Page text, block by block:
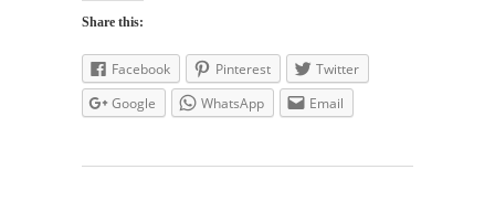
Share this:
Facebook Pinterest
Twitter
Google
WhatsApp Email